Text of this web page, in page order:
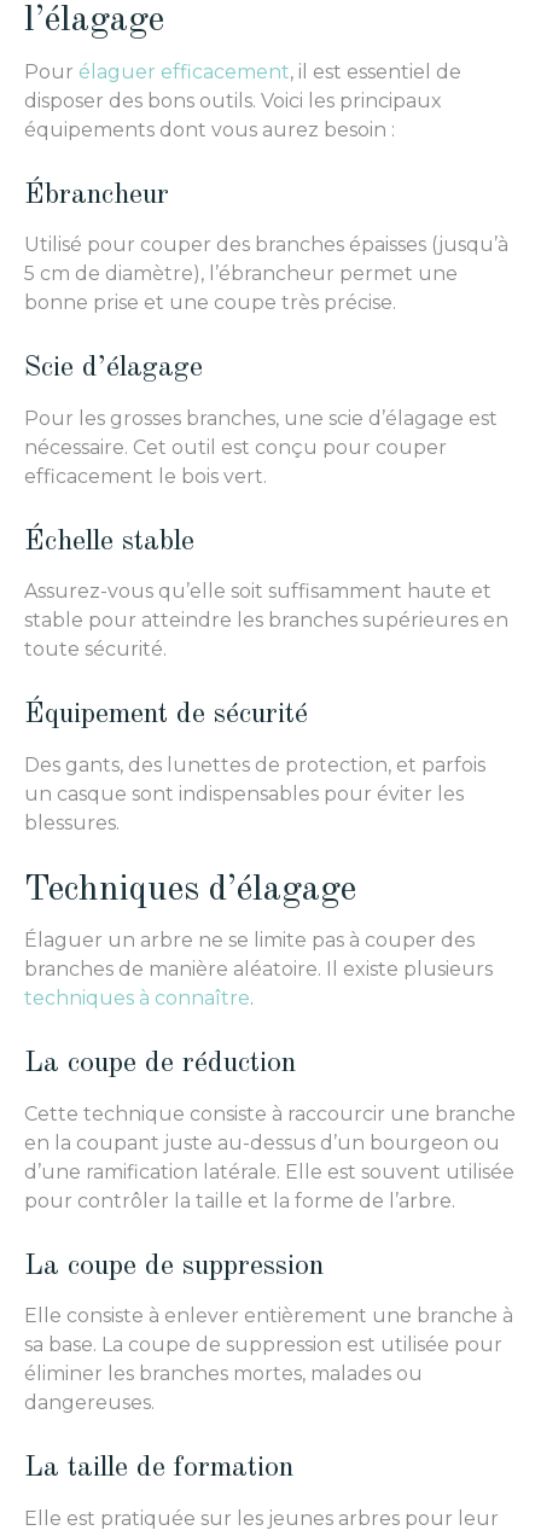
l’élagage
Pour élaguer efficacement, il est essentiel de
disposer des bons outils. Voici les principaux
équipements dont vous aurez besoin :
Ébrancheur
Utilisé pour couper des branches épaisses (jusqu’à
5 cm de diamètre), l’ébrancheur permet une
bonne prise et une coupe très précise.
Scie d’élagage
Pour les grosses branches, une scie d’élagage est
nécessaire. Cet outil est conçu pour couper
efficacement le bois vert.
Échelle stable
Assurez-vous qu’elle soit suffisamment haute et
stable pour atteindre les branches supérieures en
toute sécurité.
Équipement de sécurité
Des gants, des lunettes de protection, et parfois
un casque sont indispensables pour éviter les
blessures.
Techniques d’élagage
Élaguer un arbre ne se limite pas à couper des
branches de manière aléatoire. Il existe plusieurs
techniques à connaître.
La coupe de réduction
Cette technique consiste à raccourcir une branche
en la coupant juste au-dessus d’un bourgeon ou
d’une ramification latérale. Elle est souvent utilisée
pour contrôler la taille et la forme de l’arbre.
La coupe de suppression
Elle consiste à enlever entièrement une branche à
sa base. La coupe de suppression est utilisée pour
éliminer les branches mortes, malades ou
dangereuses.
La taille de formation
Elle est pratiquée sur les jeunes arbres pour leur